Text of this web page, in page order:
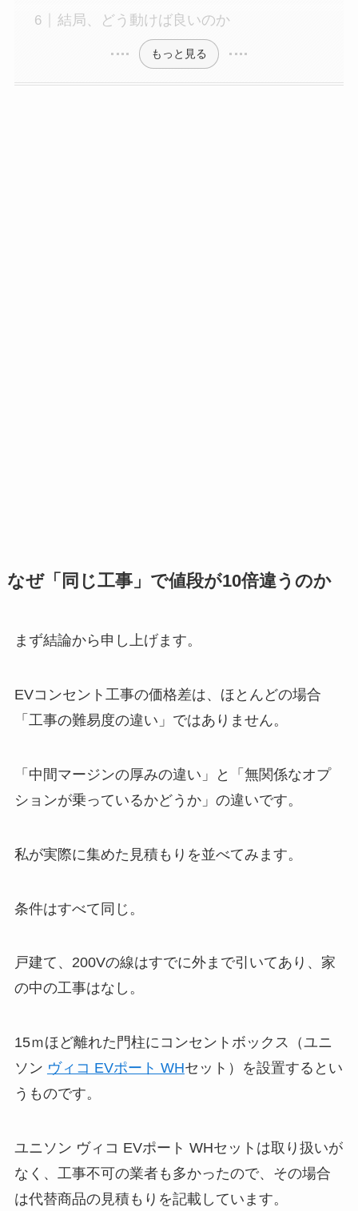
結局、どう動けば良いのか
もっと見る
なぜ「同じ工事」で値段が10倍違うのか
まず結論から申し上げます。
EVコンセント工事の価格差は、ほとんどの場合
「工事の難易度の違い」ではありません。
「中間マージンの厚みの違い」と「無関係なオプ
ションが乗っているかどうか」の違いです。
私が実際に集めた見積もりを並べてみます。
条件はすべて同じ。
戸建て、200Vの線はすでに外まで引いてあり、家
の中の工事はなし。
15ｍほど離れた門柱にコンセントボックス（ユニ
ソン ヴィコ EVポート WHセット）を設置するとい
うものです。
ユニソン ヴィコ EVポート WHセットは取り扱いが
なく、工事不可の業者も多かったので、その場合
は代替商品の見積もりを記載しています。